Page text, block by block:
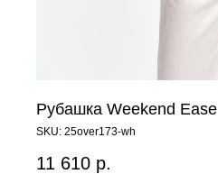
Рубашка Weekend Ease
SKU: 25over173-wh
11 610 р.